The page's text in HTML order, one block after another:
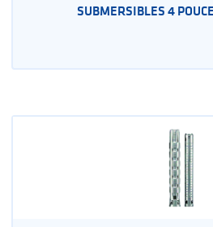
SUBMERSIBLES 4